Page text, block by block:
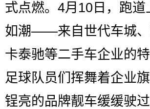
式点燃。4月10日，跑
如潮——来自世代车城
卡泰驰等二手车企业的
足球队员们挥舞着企业
锃亮的品牌靓车缓缓驶